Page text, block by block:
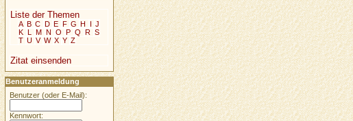
Liste der Themen
A B C D E F G H I J
K L M N O P Q R S
T U V W X Y Z
Zitat einsenden
Benutzeranmeldung
Benutzer (oder E-Mail):
Kennwort: